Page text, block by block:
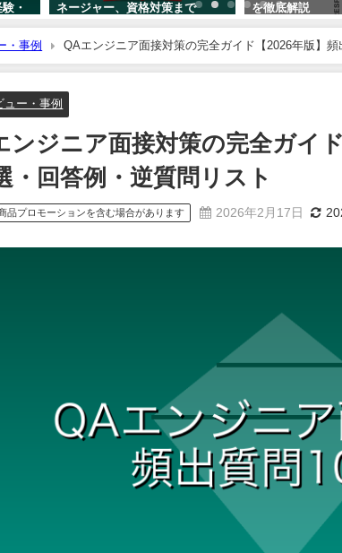
・
ネージャー、資格対策まで
を徹底解説
・事例 QAエンジニア面接対策の完全ガイド【2026年版】
ュー・事例
ンジニア面接対策の完全ガイ
・回答例・逆質問リスト
品プロモーションを含む場合があります 2026年2月17日